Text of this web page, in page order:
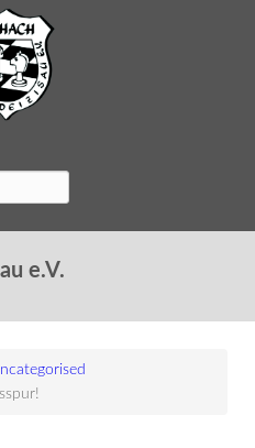
e.V.